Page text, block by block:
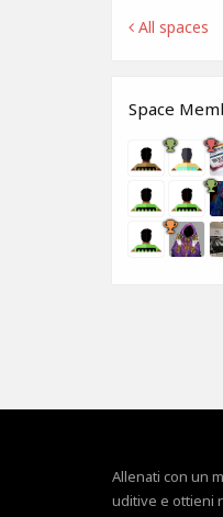
All spaces
Space
Allenati con un
uditive e ottieni